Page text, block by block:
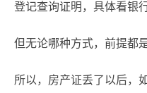
登记查询证明，具体看银
但无论哪种方式，前提都
所以，房产证丢了以后，